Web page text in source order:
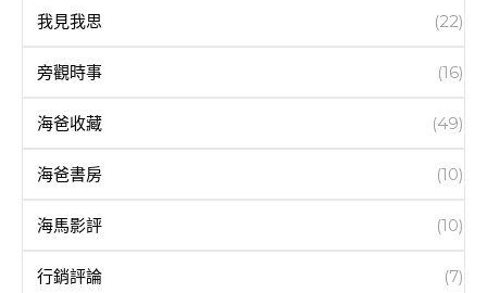
我見我思 (22)
旁觀時事 (16)
海爸收藏 (49)
海爸書房 (10)
海馬影評 (10)
行銷評論 (7)